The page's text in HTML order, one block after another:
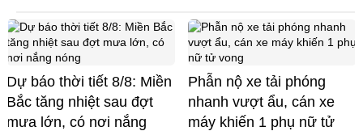
Dự báo thời tiết 8/8: Miền
Bắc tăng nhiệt sau đợt
mưa lớn, có nơi nắng
Phẫn nộ xe tải phóng
nhanh vượt ẩu, cán xe
máy khiến 1 phụ nữ tử